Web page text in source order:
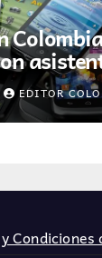
EDITOR
Condiciones